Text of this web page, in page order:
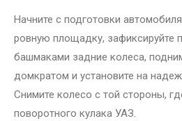
Начните с подготовки
ровную площадку, зафиксируйте
башмаками задние колеса,
домкратом и установите на
Снимите колесо с той стороны,
поворотного кулака УАЗ.